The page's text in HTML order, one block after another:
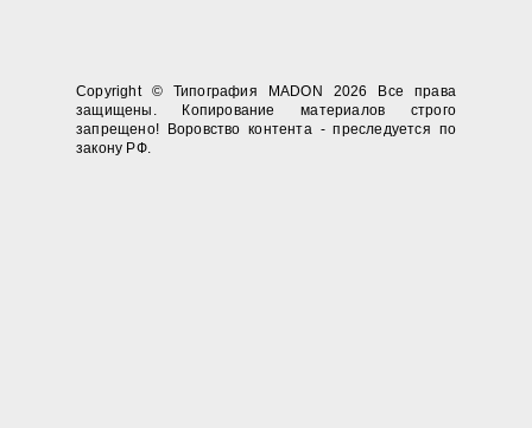
Copyright © Типография MADON 2026 Все права
защищены. Копирование материалов строго
запрещено! Воровство контента - преследуется по
закону РФ.